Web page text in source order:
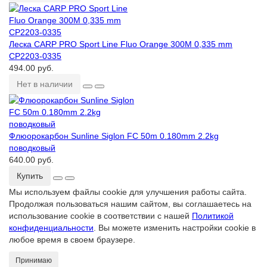
Леска CARP PRO Sport Line Fluo Orange 300M 0,335 mm
CP2203-0335
494.00 руб.
Нет в наличии
Флюорокарбон Sunline Siglon FC 50m 0.180mm 2.2kg
поводковый
640.00 руб.
Купить
Мы используем файлы cookie для улучшения работы сайта.
Продолжая пользоваться нашим сайтом, вы соглашаетесь на
использование cookie в соответствии с нашей Политикой
конфиденциальности. Вы можете изменить настройки cookie в
любое время в своем браузере.
Принимаю